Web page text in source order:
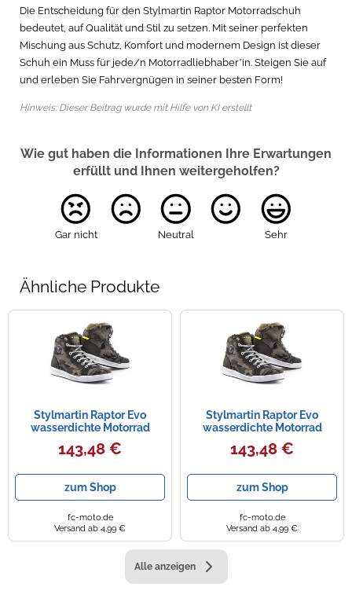
Die Entscheidung für den Stylmartin Raptor Motorradschuh
bedeutet, auf Qualität und Stil zu setzen. Mit seiner perfekten
Mischung aus Schutz, Komfort und modernem Design ist dieser
Schuh ein Muss für jede/n Motorradliebhaber*in. Steigen Sie auf
und erleben Sie Fahrvergnügen in seiner besten Form!
Hinweis: Dieser Beitrag wurde mit Hilfe von KI erstellt
Wie gut haben die Informationen Ihre Erwartungen
erfüllt und Ihnen weitergeholfen?
Gar nicht Neutral Sehr
Ähnliche Produkte
Stylmartin Raptor Evo
wasserdichte Motorrad
Schuhe, camouflage, Größe
46
143,48 €
zum Shop
fc-moto.de
Versand ab 4,99 €
Stylmartin Raptor Evo
wasserdichte Motorrad
Schuhe, camouflage, Größe
41
143,48 €
zum Shop
fc-moto.de
Versand ab 4,99 €
Alle anzeigen